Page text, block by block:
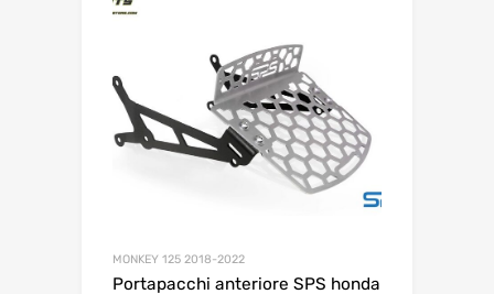
MONKEY 125 2018-2022
Portapacchi anteriore SPS honda